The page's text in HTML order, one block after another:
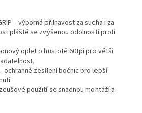
– výborná přilnavost za sucha i za
pláště se zvýšenou odolností proti
oplet o hustotě 60tpi pro větší
ochranné zesílení bočnic pro lepší
použití se snadnou montáží a